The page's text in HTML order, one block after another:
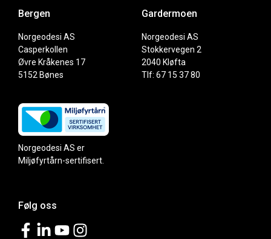
Bergen
Norgeodesi AS
Casperkollen
Øvre Kråkenes 17
5152 Bønes
Gardermoen
Norgeodesi AS
Stokkervegen 2
2040 Kløfta
Tlf: 67 15 37 80
Norgeodesi AS er
Miljøfyrtårn-sertifisert.
Følg oss